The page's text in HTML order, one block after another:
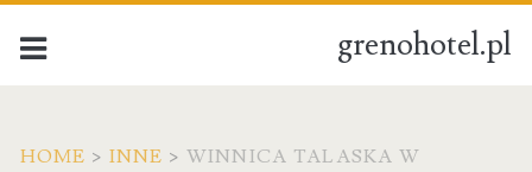
grenohotel.pl
HOME > INNE > WINNICA TALASKA W